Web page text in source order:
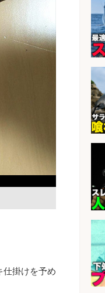
仕掛けを予め